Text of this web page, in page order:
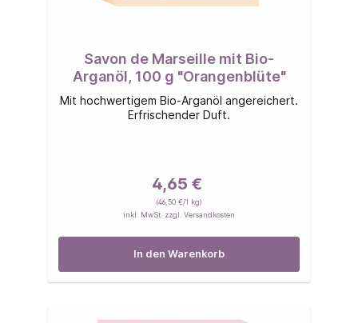
Savon de Marseille mit Bio-
Arganöl, 100 g "Orangenblüte"
Mit hochwertigem Bio-Arganöl angereichert.
Erfrischender Duft.
4,65 €
(46,50 €/1 kg)
inkl. MwSt. zzgl. Versandkosten
In den Warenkorb